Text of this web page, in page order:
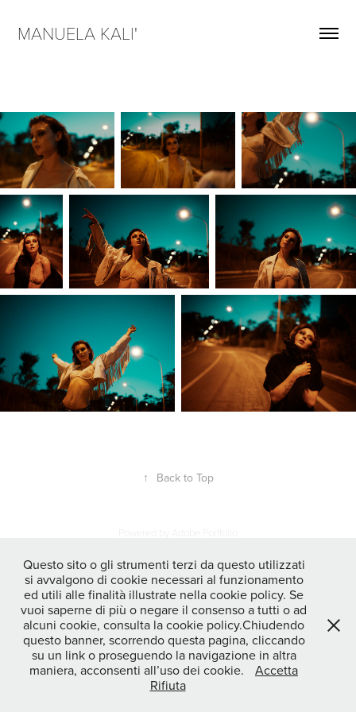
MANUELA KALI'
↑ Back to Top
Questo sito o gli strumenti terzi da questo utilizzati
si avvalgono di cookie necessari al funzionamento
ed utili alle finalità illustrate nella cookie policy. Se
vuoi saperne di più o negare il consenso a tutti o ad
alcuni cookie, consulta la cookie policy.Chiudendo
questo banner, scorrendo questa pagina, cliccando
su un link o proseguendo la navigazione in altra
maniera, acconsenti all’uso dei cookie.
Accetta
Rifiuta